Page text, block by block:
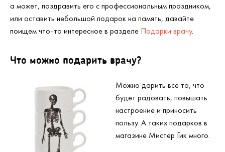
а может, поздравить его с профессиональным праздником,
или оставить небольшой подарок на память, давайте
поищем что-то интересное в разделе Подарки врачу.
Что можно подарить врачу?
Можно дарить все то, что
будет радовать, повышать
настроение и приносить
пользу. А таких подарков в
магазине Мистер Гик много.